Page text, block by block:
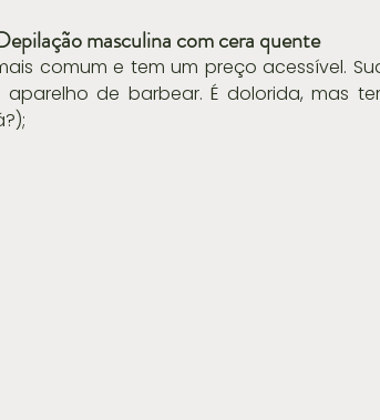
masculina com cera quente
comum e tem um preço acessível.
aparelho de barbear. É dolorida, mas